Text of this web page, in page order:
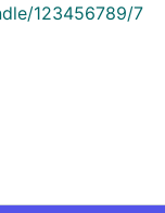
123456789/7